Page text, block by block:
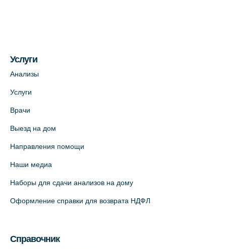
Медицинский центр на ул. Моисеенко, 5
+7 (812) 660-73-69
+7 (812) 660-73-69
На карте
Красносельское шоссе, 54, к.3
Услуги
Анализы
Услуги
Врачи
Выезд на дом
Направления помощи
Наши медиа
Наборы для сдачи анализов на дому
Оформление справки для возврата НДФЛ
Справочник